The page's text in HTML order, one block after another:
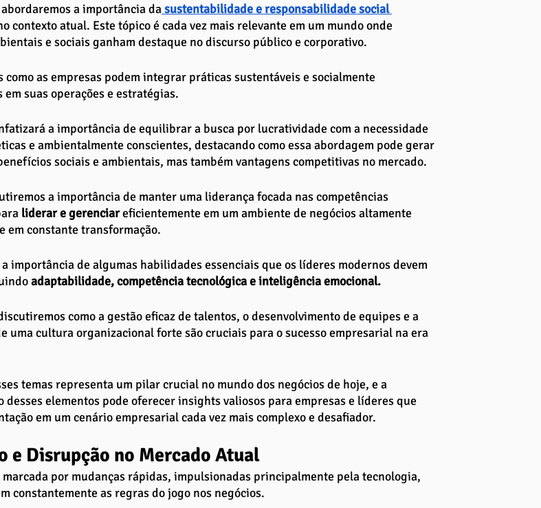
a importância da sustentabilidade e responsabilidade social
contexto atual. Este tópico é cada vez mais relevante em um mundo onde
e sociais ganham destaque no discurso público e corporativo.
como as empresas podem integrar práticas sustentáveis e socialmente
em suas operações e estratégias.
a importância de equilibrar a busca por lucratividade com a necessidade
e ambientalmente conscientes, destacando como essa abordagem pode gerar
sociais e ambientais, mas também vantagens competitivas no mercado.
a importância de manter uma liderança focada nas competências
liderar e gerenciar eficientemente em um ambiente de negócios altamente
em constante transformação.
importância de algumas habilidades essenciais que os líderes modernos devem
adaptabilidade, competência tecnológica e inteligência emocional.
como a gestão eficaz de talentos, o desenvolvimento de equipes e a
uma cultura organizacional forte são cruciais para o sucesso empresarial na era
temas representa um pilar crucial no mundo dos negócios de hoje, e a
desses elementos pode oferecer insights valiosos para empresas e líderes que
em um cenário empresarial cada vez mais complexo e desafiador.
e Disrupção no Mercado Atual
marcada por mudanças rápidas, impulsionadas principalmente pela tecnologia,
constantemente as regras do jogo nos negócios.